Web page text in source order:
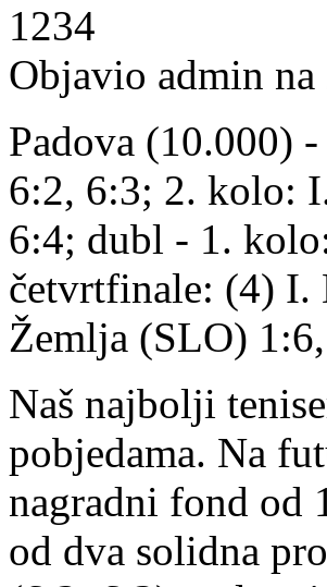
1234
Objavio admin
Padova (10.000)
6:2, 6:3; 2. kolo:
6:4; dubl - 1.
četvrtfinale: (4) I.
Žemlja (SLO)
Naš najbolji
pobjedama. Na
nagradni fond od
od dva solidna